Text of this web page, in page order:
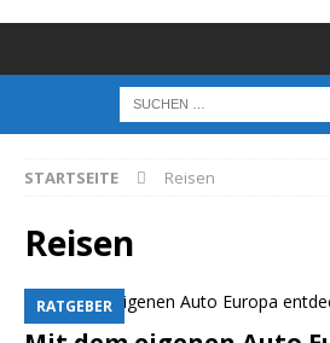
STARTSEITE Reisen
Reisen
RATGEBER